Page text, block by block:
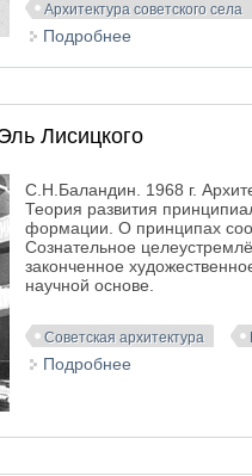
Архитектура советского села
Подробнее
Лисицкого
С.Н.Баландин. 1968 г.
Теория развития
формации. О принципах
Сознательное
законченное
научной основе.
Советская архитектура
Подробнее